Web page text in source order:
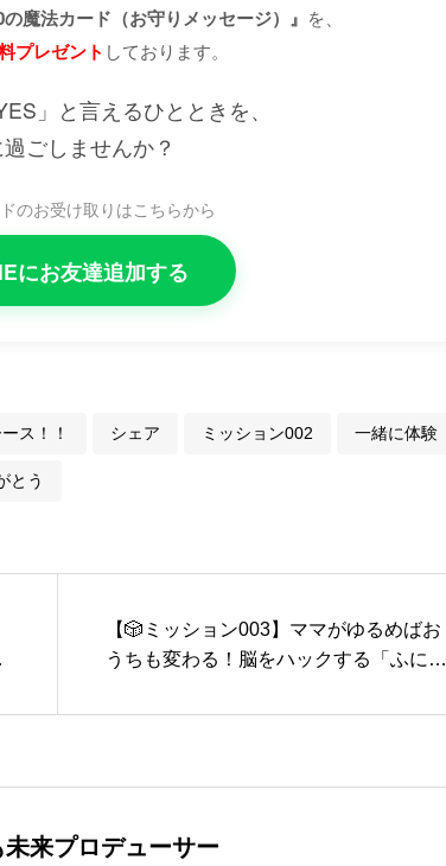
の魔法カード（お守りメッセージ）』 を、
プレゼント しております。
」と言えるひとときを、
ごしませんか？
のお受け取りはこちらから
にお友達追加する
ス！！ シェア ミッション002 一緒に体験
とう
【🎲ミッション003】ママがゆるめばお
うちも変わる！脳をハックする「ふにゃ
来プロデューサー